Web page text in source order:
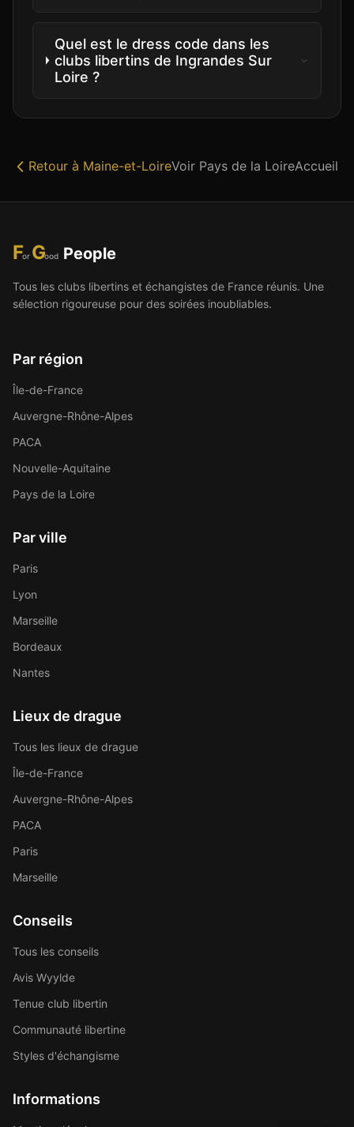
Quel est le dress code dans les
clubs libertins de Ingrandes Sur
Loire ?
Retour à Maine-et-LoireVoir Pays de la LoireAccueil
For Good People
Tous les clubs libertins et échangistes de France réunis. Une
sélection rigoureuse pour des soirées inoubliables.
Par région
Île-de-France
Auvergne-Rhône-Alpes
PACA
Nouvelle-Aquitaine
Pays de la Loire
Par ville
Paris
Lyon
Marseille
Bordeaux
Nantes
Lieux de drague
Tous les lieux de drague
Île-de-France
Auvergne-Rhône-Alpes
PACA
Paris
Marseille
Conseils
Tous les conseils
Avis Wyylde
Tenue club libertin
Communauté libertine
Styles d'échangisme
Informations